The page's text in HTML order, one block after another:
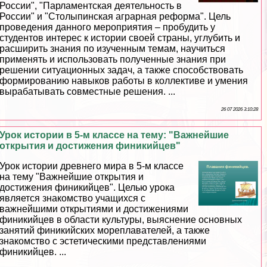
России", "Парламентская деятельность в
России" и "Столыпинская аграрная реформа". Цель
проведения данного мероприятия – пробудить у
студентов интерес к истории своей страны, углубить и
расширить знания по изученным темам, научиться
применять и использовать полученные знания при
решении ситуационных задач, а также способствовать
формированию навыков работы в коллективе и умения
выpaбатывать совместные решения. ...
26 07 2026 3:10:28
Урок истории в 5-м классе на тему: "Важнейшие
открытия и достижения финикийцев"
Урок истории древнего мира в 5-м классе
на тему "Важнейшие открытия и
достижения финикийцев". Целью урока
является знакомство учащихся с
важнейшими открытиями и достижениями
финикийцев в области культуры, выяснение основных
занятий финикийских мореплавателей, а также
знакомство с эстетическими представлениями
финикийцев. ...